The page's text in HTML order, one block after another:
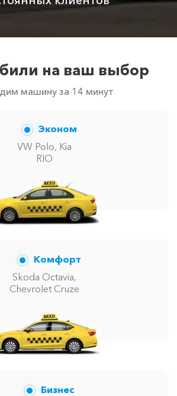
на ваш выбор
машину за 14 минут
Эконом
VW Polo, Kia
RIO
Комфорт
Skoda Octavia,
Chevrolet Cruze
Бизнес